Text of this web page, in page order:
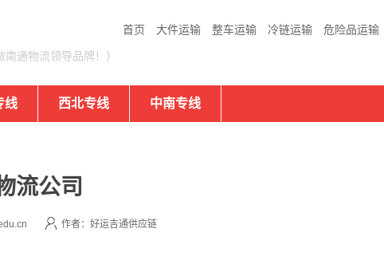
首页 大件运输 整车运输 冷链运输 危险品运输
南通物流领导品牌！）
线 西北专线 中南专线
流公司
作者：好运吉通供应链